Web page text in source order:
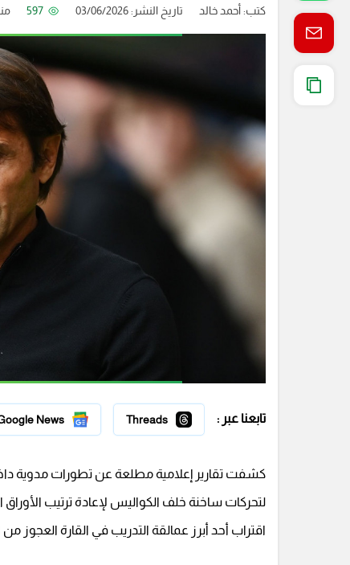
كتب:أحمد خالد تاريخ النشر: 03/06/2026 597
تابعنا عبر : Threads
News
كشفت تقارير إعلامية مطلعة عن تطورات مدوية
لتحركات ساخنة خلف الكواليس لإعادة ترتيب الأوراق
اقتراب أحد أبرز عمالقة التدريب في القارة العجوز